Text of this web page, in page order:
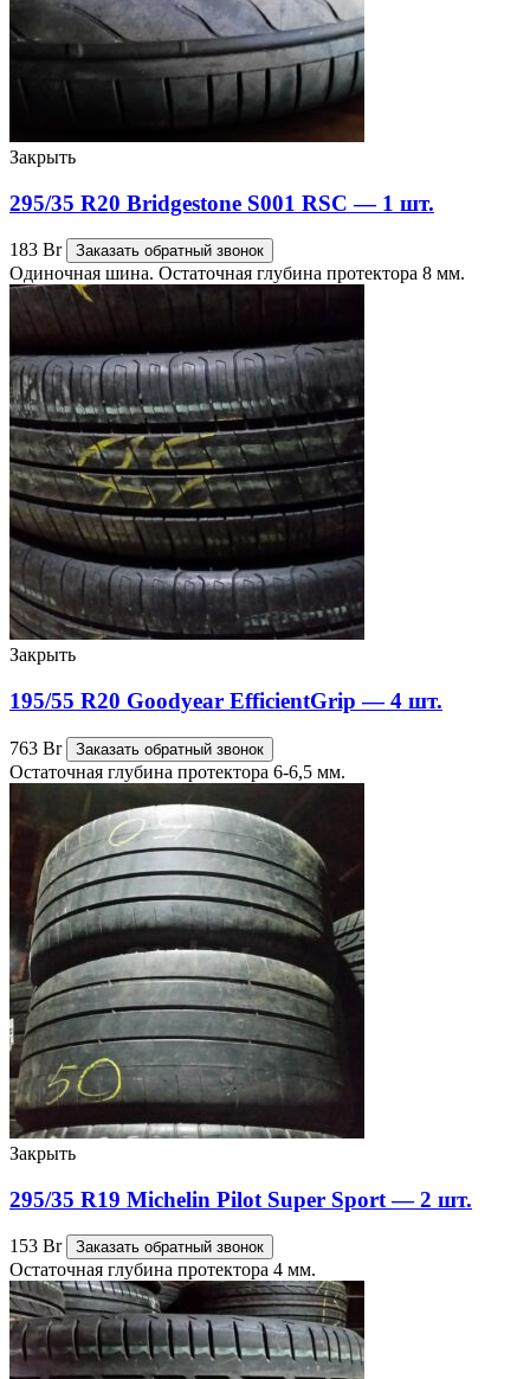
Закрыть
295/35 R20 Bridgestone S001 RSC — 1 шт.
183 Br Заказать обратный звонок
Одиночная шина. Остаточная глубина протектора 8 мм.
Закрыть
195/55 R20 Goodyear EfficientGrip — 4 шт.
763 Br Заказать обратный звонок
Остаточная глубина протектора 6-6,5 мм.
Закрыть
295/35 R19 Michelin Pilot Super Sport — 2 шт.
153 Br Заказать обратный звонок
Остаточная глубина протектора 4 мм.